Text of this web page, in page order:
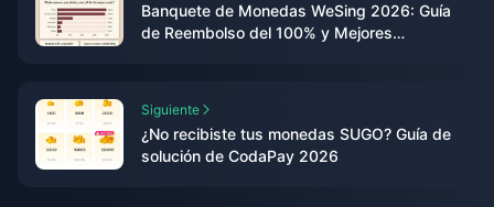
Banquete de Monedas WeSing 2026: Guía
de Reembolso del 100% y Mejores
Siguiente
¿No recibiste tus monedas SUGO? Guía de
solución de CodaPay 2026